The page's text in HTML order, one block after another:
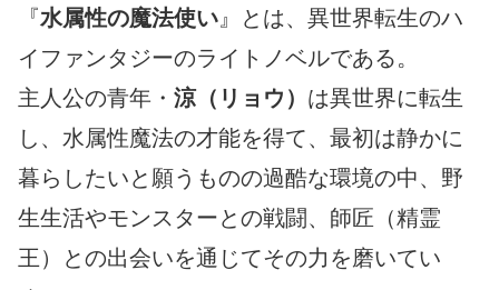
『水属性の魔法使い 』とは、異世界転生のハ
イファンタジーのライトノベルである。
主人公の青年・ 涼（リョウ） は異世界に転生
し、水属性魔法の才能を得て、最初は静かに
暮らしたいと願うものの過酷な環境の中、野
生生活やモンスターとの戦闘、師匠（精霊
王）との出会いを通じてその力を磨いてい